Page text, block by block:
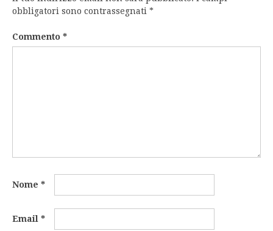
obbligatori sono contrassegnati *
Commento *
Nome *
Email *